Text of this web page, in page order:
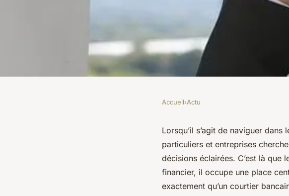
Qu'est-ce qu'un courtier
quel rôle joue-t-il dans le
Accueil›Actu
Lorsqu’il s’agit de naviguer
particuliers et entreprises
décisions éclairées. C’est là que
financier, il occupe une place
exactement qu’un courtier